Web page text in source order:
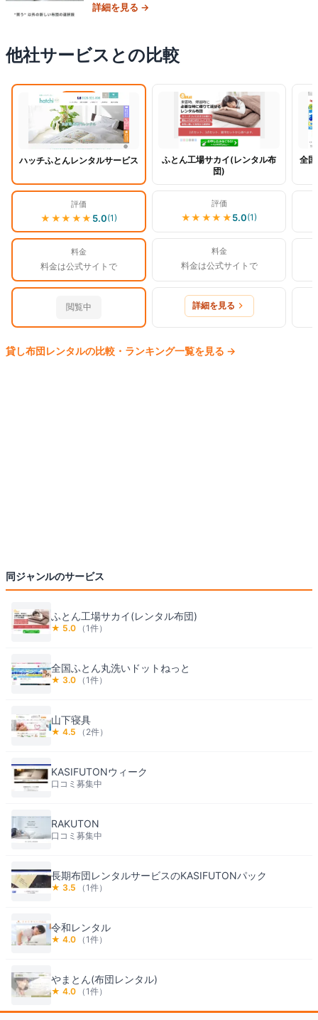
詳細を見る →
他社サービスとの比較
閲覧中
ハッチふとんレンタルサービス
ふとん工場サカイ(レンタル布
団)
全
評価
★★★★★ 5.0(1)
評価
★★★★★5.0(1)
料金
料金は公式サイトで
料金
料金は公式サイトで
閲覧中 詳細を見る
貸し布団レンタルの比較・ランキング一覧を見る →
同ジャンルのサービス
ふとん工場サカイ(レンタル布団)
★ 5.0 （1件）
全国ふとん丸洗いドットねっと
★ 3.0 （1件）
山下寝具
★ 4.5 （ 2件）
KASIFUTONウィーク
口コミ募集中
RAKUTON
口コミ募集中
長期布団レンタルサービスのKASIFUTONパック
★ 3.5 （1件）
令和レンタル
★ 4.0 （1件）
やまとん(布団レンタル)
★ 4.0 （1件）